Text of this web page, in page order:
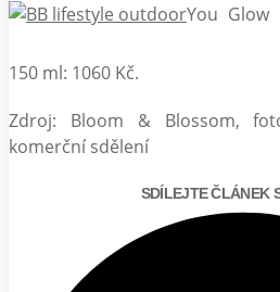
You Glow
150 ml: 1060 Kč.
Zdroj: Bloom & Blossom,
komerční sdělení
SDÍLEJTE ČLÁNEK